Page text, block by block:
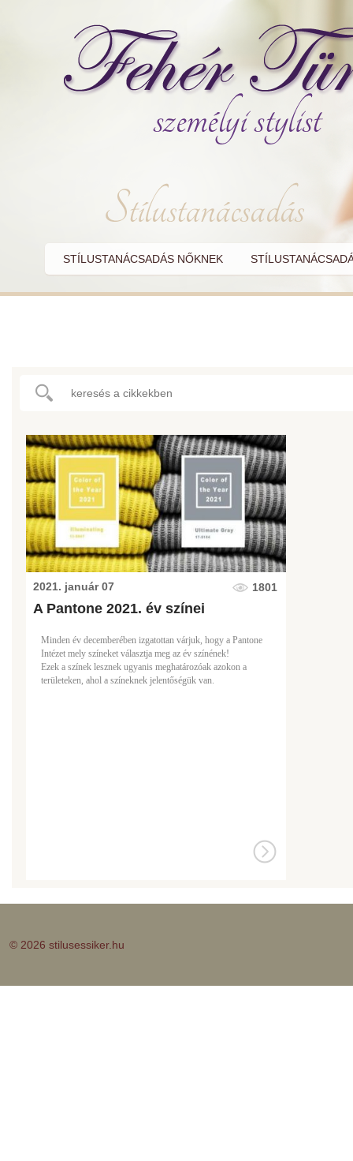
STÍLUSTANÁCSADÁS NŐKNEK
2021. január 07 1801
A Pantone 2021. év színei
Minden év decemberében izgatottan várjuk, hogy a Pantone
Intézet mely színeket választja meg az év színének!
Ezek a színek lesznek ugyanis meghatározóak azokon a
területeken, ahol a színeknek jelentőségük van.
© 2026 stilusessiker.hu